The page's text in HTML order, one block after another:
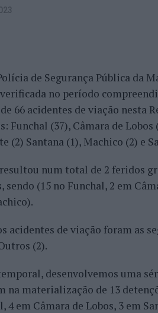
de Segurança Pública da
no período
66 acidentes de viação nesta
Funchal (37), Câmara de Lobos
(2) Santana (1), Machico (2) e
num total de 2 feridos
(15 no Funchal, 2 em
acidentes de viação foram as
(2).
desenvolvemos uma
na materialização de 13
4 em Câmara de Lobos, 3 em